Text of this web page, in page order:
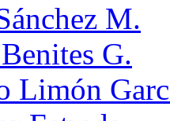
M.
G.
Limón